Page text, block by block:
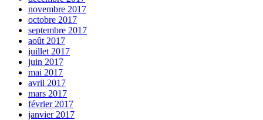
novembre 2017
octobre 2017
septembre 2017
août 2017
juillet 2017
juin 2017
mai 2017
avril 2017
mars 2017
février 2017
janvier 2017